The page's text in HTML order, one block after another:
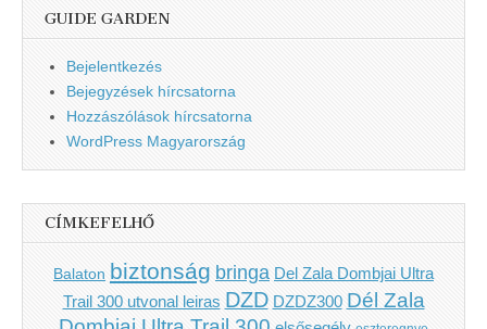
GUIDE GARDEN
Bejelentkezés
Bejegyzések hírcsatorna
Hozzászólások hírcsatorna
WordPress Magyarország
CÍMKEFELHŐ
Balaton biztonság bringa Del Zala Dombjai Ultra
Trail 300 utvonal leiras DZD DZDZ300 Dél Zala